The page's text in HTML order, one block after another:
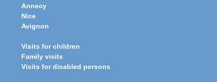
Annecy
Nice
Avignon
Visits for children
Family visits
Visits for disabled persons